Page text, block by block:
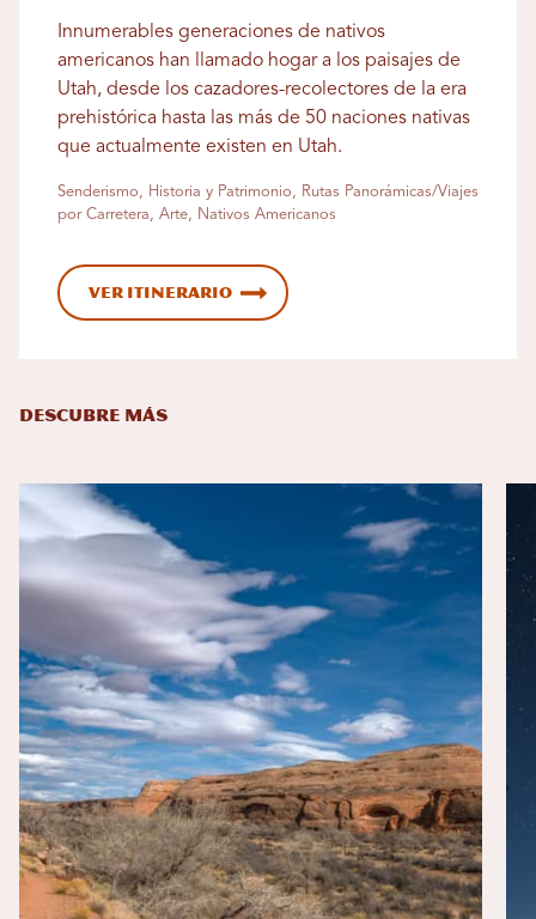
Innumerables generaciones de nativos
americanos han llamado hogar a los paisajes de
Utah, desde los cazadores-recolectores de la era
prehistórica hasta las más de 50 naciones nativas
que actualmente existen en Utah.
Senderismo, Historia y Patrimonio, Rutas Panorámicas/Viajes
por Carretera, Arte, Nativos Americanos
Ver itinerario
DESCUBRE MÁS